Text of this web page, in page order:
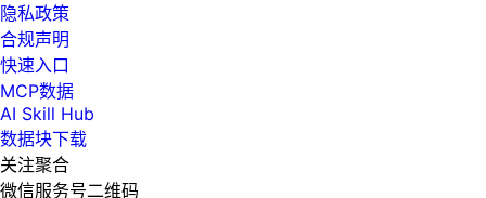
隐私政策
合规声明
快速入口
MCP数据
AI Skill Hub
数据块下载
关注聚合
微信服务号二维码